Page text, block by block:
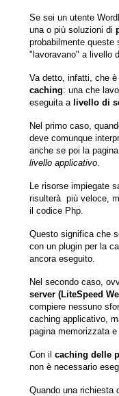
Se sei un utente
una o più soluzioni di
probabilmente queste
"lavoravano" a livello
Va detto, infatti, che
caching: una che
eseguita a livello di
Nel primo caso,
deve comunque
anche se poi la
livello applicativo.
Le risorse impiegate
risulterà più veloce,
il codice Php.
Questo significa che
con un plugin per la
ancora eseguito.
Nel secondo caso,
server (LiteSpeed
compiere nessuno
caching applicativo,
pagina memorizzata
Con il caching delle
non è necessario
Quando una richiesta